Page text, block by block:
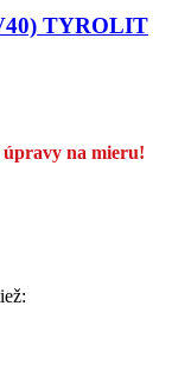
TYROLIT
úpravy na mieru!